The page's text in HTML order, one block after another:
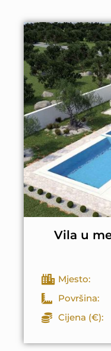
Vila u
Mjesto:
Površina:
Cijena (€):